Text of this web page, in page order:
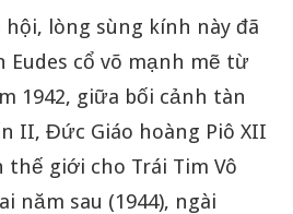
hội, lòng sùng kính này đã
Eudes cổ võ mạnh mẽ từ
1942, giữa bối cảnh tàn
II, Đức Giáo hoàng Piô XII
giới cho Trái Tim Vô
năm sau (1944), ngài